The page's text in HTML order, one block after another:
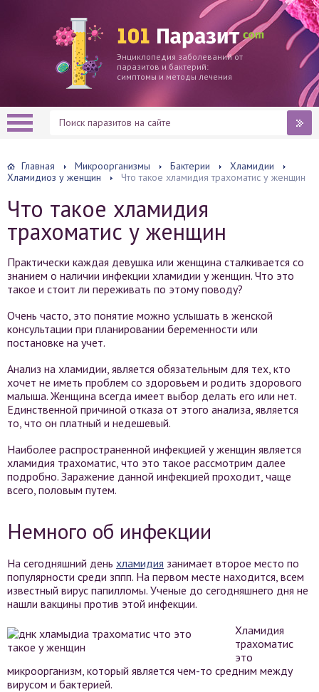
Энциклопедия заболеваний от
паразитов и бактерий:
симптомы и методы лечения
Главная Микроорганизмы Бактерии
Хламидии
Хламидиоз у женщин
Что такое хламидия трахоматис у женщин
Что такое хламидия
трахоматис у женщин
Практически каждая девушка или женщина сталкивается со
знанием о наличии инфекции хламидии у женщин. Что это
такое и стоит ли переживать по этому поводу?
Очень часто, это понятие можно услышать в женской
консультации при планировании беременности или
постановке на учет.
Анализ на хламидии, является обязательным для тех, кто
хочет не иметь проблем со здоровьем и родить здорового
малыша. Женщина всегда имеет выбор делать его или нет.
Единственной причиной отказа от этого анализа, является
то, что он платный и недешевый.
Наиболее распространенной инфекцией у женщин является
хламидия трахоматис, что это такое рассмотрим далее
подробно. Заражение данной инфекцией проходит, чаще
всего, половым путем.
Немного об инфекции
На сегодняшний день хламидия занимает второе место по
популярности среди зппп. На первом месте находится, всем
известный вирус папилломы. Ученые до сегодняшнего дня не
нашли вакцины против этой инфекции.
Хламидия
трахоматис
это
микроорганизм, который является чем-то средним между
вирусом и бактерией.